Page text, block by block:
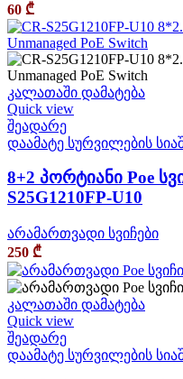
60 ₾
კალათაში დამატება
Quick view
შეადარე
დაამატე სურვილების
8+2 პორტიანი Poe
S25G1210FP-U10
არამართვადი სვიჩები
250 ₾
კალათაში დამატება
Quick view
შეადარე
დაამატე სურვილების